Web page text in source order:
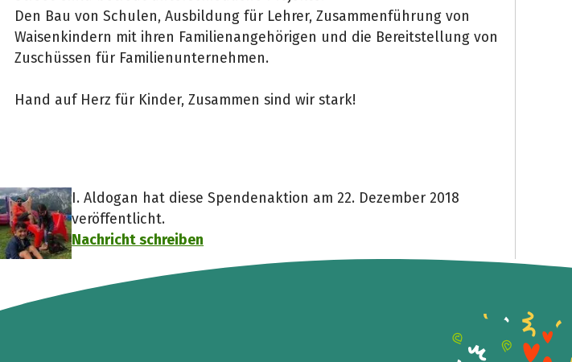
Den Bau von Schulen, Ausbildung für Lehrer, Zusammenführung von
Waisenkindern mit ihren Familienangehörigen und die Bereitstellung von
Zuschüssen für Familienunternehmen.
Hand auf Herz für Kinder, Zusammen sind wir stark!
I. Aldogan hat diese Spendenaktion am 22. Dezember 2018
veröffentlicht.
Nachricht schreiben